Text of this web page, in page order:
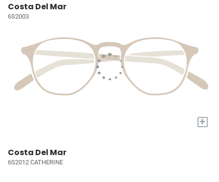
Costa Del Mar
6S2003
+
Costa Del Mar
6S2012 CATHERINE